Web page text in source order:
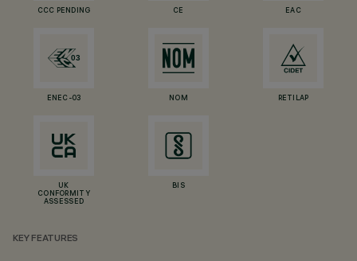
CCC PENDING CE EAC
ENEC-03 NOM RETILAP
UK
CONFORMITY
ASSESSED
BIS
KEY FEATURES